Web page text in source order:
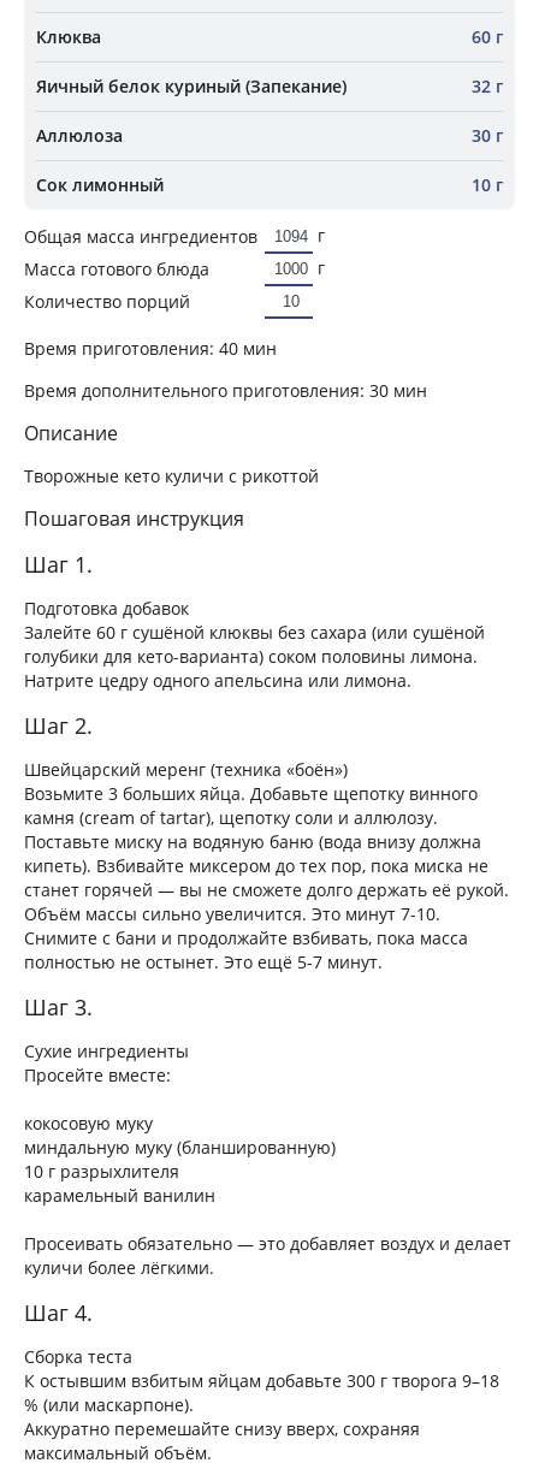
Клюква 60 г
Яичный белок куриный (Запекание) 32 г
Аллюлоза 30 г
Сок лимонный 10 г
Общая масса ингредиентов
г
Масса готового блюда
г
Количество порций
Время приготовления: 40 мин
Время дополнительного приготовления: 30 мин
Описание
Творожные кето куличи с рикоттой
Пошаговая инструкция
Шаг 1.
Подготовка добавок
Залейте 60 г сушёной клюквы без сахара (или сушёной
голубики для кето-варианта) соком половины лимона.
Натрите цедру одного апельсина или лимона.
Шаг 2.
Швейцарский меренг (техника «боён»)
Возьмите 3 больших яйца. Добавьте щепотку винного
камня (cream of tartar), щепотку соли и аллюлозу.
Поставьте миску на водяную баню (вода внизу должна
кипеть). Взбивайте миксером до тех пор, пока миска не
станет горячей — вы не сможете долго держать её рукой.
Объём массы сильно увеличится. Это минут 7-10.
Снимите с бани и продолжайте взбивать, пока масса
полностью не остынет. Это ещё 5-7 минут.
Шаг 3.
Сухие ингредиенты
Просейте вместе:
кокосовую муку
миндальную муку (бланшированную)
10 г разрыхлителя
карамельный ванилин
Просеивать обязательно — это добавляет воздух и делает
куличи более лёгкими.
Шаг 4.
Сборка теста
К остывшим взбитым яйцам добавьте 300 г творога 9–18
% (или маскарпоне).
Аккуратно перемешайте снизу вверх, сохраняя
максимальный объём.